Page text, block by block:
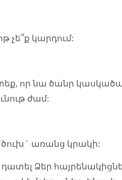
չե՞ք կարդում:
որ նա ծանր
ժամ:
ծուխ` առանց կրակի:
դատել Ձեր